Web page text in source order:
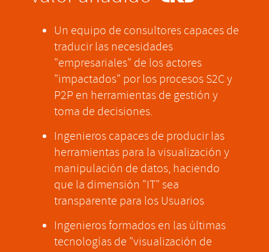
Un equipo de consultores capaces de
traducir las necesidades
"empresariales" de los actores
"impactados" por los procesos S2C y
P2P en herramientas de gestión y
toma de decisiones.
Ingenieros capaces de producir las
herramientas para la visualización y
manipulación de datos, haciendo
que la dimensión "IT" sea
transparente para los Usuarios
Ingenieros formados en las últimas
tecnologías de "visualización de